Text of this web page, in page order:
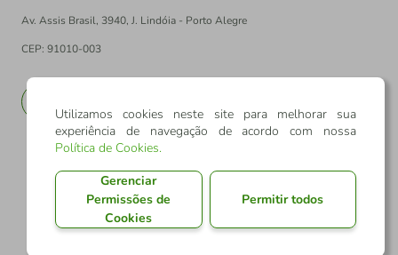
Av. Assis Brasil, 3940, J. Lindóia - Porto Alegre
CEP: 91010-003
Utilizamos cookies neste site para melhorar sua
experiência de navegação de acordo com nossa
Política de Cookies.
Gerenciar
Permissões de
Cookies
Permitir todos